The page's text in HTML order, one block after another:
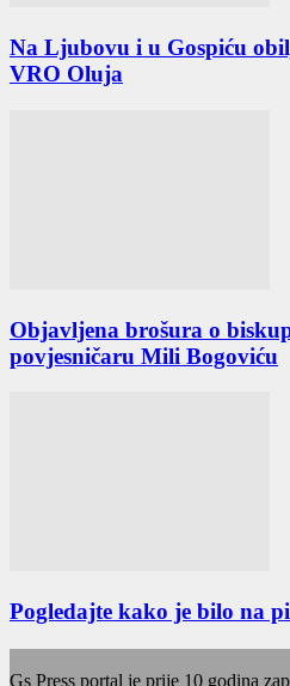
Na Ljubovu i u Gospiću
VRO Oluja
Objavljena brošura o
povjesničaru Mili Bogoviću
Pogledajte kako je bilo na
Gs Press portal je prije 10 godina